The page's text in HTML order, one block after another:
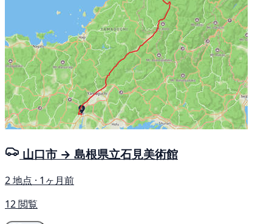
山口市 → 島根県立石見美術館
2 地点 · 1ヶ月前
12 閲覧